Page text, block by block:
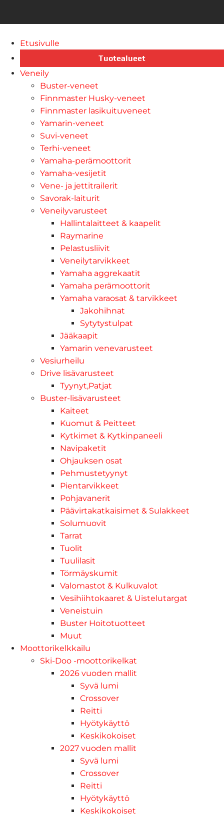
Etusivulle
Tuotealueet
Veneily
Buster-veneet
Finnmaster Husky-veneet
Finnmaster lasikuituveneet
Yamarin-veneet
Suvi-veneet
Terhi-veneet
Yamaha-perämoottorit
Yamaha-vesijetit
Vene- ja jettitrailerit
Savorak-laiturit
Veneilyvarusteet
Hallintalaitteet & kaapelit
Raymarine
Pelastusliivit
Veneilytarvikkeet
Yamaha aggrekaatit
Yamaha perämoottorit
Yamaha varaosat & tarvikkeet
Jakohihnat
Sytytystulpat
Jääkaapit
Yamarin venevarusteet
Vesiurheilu
Drive lisävarusteet
Tyynyt,Patjat
Buster-lisävarusteet
Kaiteet
Kuomut & Peitteet
Kytkimet & Kytkinpaneeli
Navipaketit
Ohjauksen osat
Pehmustetyynyt
Pientarvikkeet
Pohjavanerit
Päävirtakatkaisimet & Sulakkeet
Solumuovit
Tarrat
Tuolit
Tuulilasit
Törmäyskumit
Valomastot & Kulkuvalot
Vesihiihtokaaret & Uistelutargat
Veneistuin
Buster Hoitotuotteet
Muut
Moottorikelkkailu
Ski-Doo -moottorikelkat
2026 vuoden mallit
Syvä lumi
Crossover
Reitti
Hyötykäyttö
Keskikokoiset
2027 vuoden mallit
Syvä lumi
Crossover
Reitti
Hyötykäyttö
Keskikokoiset